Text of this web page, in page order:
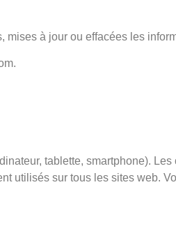
à jour ou effacées les
tablette, smartphone).
utilisés sur tous les sites web.